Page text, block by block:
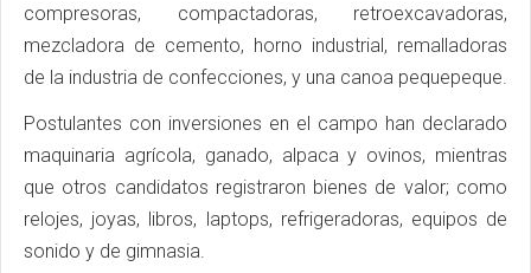
compresoras, compactadoras, retroexcavadoras,
mezcladora de cemento, horno industrial, remalladoras
de la industria de confecciones, y una canoa pequepeque.
Postulantes con inversiones en el campo han declarado
maquinaria agrícola, ganado, alpaca y ovinos, mientras
que otros candidatos registraron bienes de valor; como
relojes, joyas, libros, laptops, refrigeradoras, equipos de
sonido y de gimnasia.